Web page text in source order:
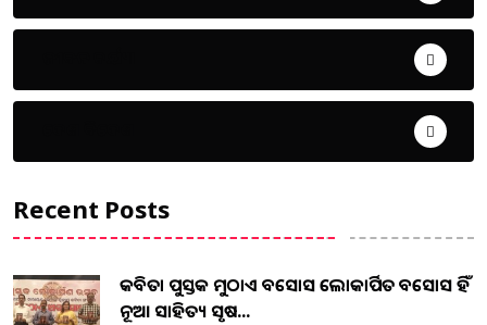
Recent Posts
କବିତା ପୁସ୍ତକ ମୁଠାଏ ଅବସୋସ ଲୋକାର୍ପିତ ଅବସୋସ ହିଁ
ନୂଆ ସାହିତ୍ୟ ସୃଷ...